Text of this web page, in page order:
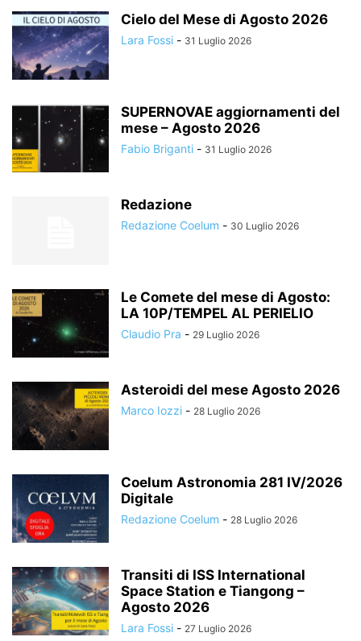
Cielo del Mese di Agosto 2026
Lara Fossi - 31 Luglio 2026
SUPERNOVAE aggiornamenti del
mese – Agosto 2026
Fabio Briganti - 31 Luglio 2026
Redazione
Redazione Coelum - 30 Luglio 2026
Le Comete del mese di Agosto:
LA 10P/TEMPEL AL PERIELIO
Claudio Pra - 29 Luglio 2026
Asteroidi del mese Agosto 2026
Marco Iozzi - 28 Luglio 2026
Coelum Astronomia 281 IV/2026
Digitale
Redazione Coelum - 28 Luglio 2026
Transiti di ISS International
Space Station e Tiangong –
Agosto 2026
Lara Fossi - 27 Luglio 2026